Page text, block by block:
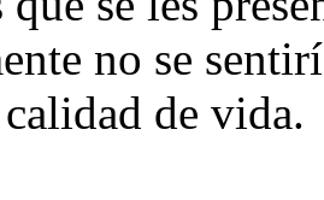
no se
de vida.